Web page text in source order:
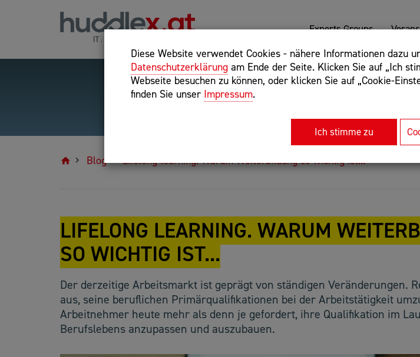
Diese Website verwendet Cookies - nähere Informationen dazu
Datenschutzerklärung am Ende der Seite. Klicken Sie auf „Ich
Webseite besuchen zu können, oder klicken Sie auf „Cookie-
finden Sie unser Impressum.
Ich stimme zu
Experts Groups
Hilfreiche Suchparameter: Begriff einschließen: +webshop,
Exakter Suchbegriff: "internet of things"
Blog Lifelong learning. Warum Weiterbildung so wichtig ist...
LIFELONG LEARNING. WARUM
SO WICHTIG IST...
Der derzeitige Arbeitsmarkt ist geprägt von ständigen Veränderungen.
aus, seine beruflichen Primärqualifikationen bei der Arbeitstätigkeit
Arbeitnehmer heute mehr als denn je gefordert, ihre Qualifikation im
Berufslebens anzupassen und auszubauen.